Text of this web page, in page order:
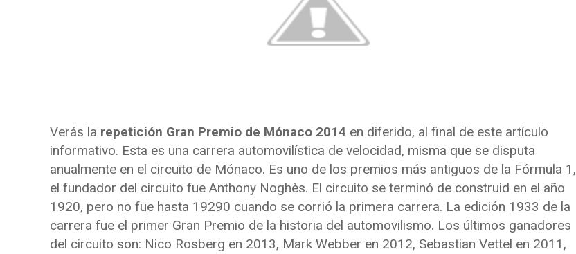
Verás la repetición Gran Premio de Mónaco 2014 en diferido, al final de este artículo
informativo. Esta es una carrera automovilística de velocidad, misma que se disputa
anualmente en el circuito de Mónaco. Es uno de los premios más antiguos de la Fórmula 1,
el fundador del circuito fue Anthony Noghès. El circuito se terminó de construid en el año
1920, pero no fue hasta 19290 cuando se corrió la primera carrera. La edición 1933 de la
carrera fue el primer Gran Premio de la historia del automovilismo. Los últimos ganadores
del circuito son: Nico Rosberg en 2013, Mark Webber en 2012, Sebastian Vettel en 2011,